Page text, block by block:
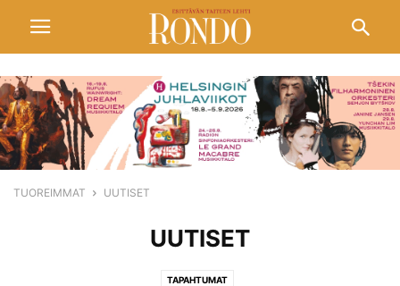
TUOREIMMAT UUTISET
UUTISET
TAPAHTUMAT